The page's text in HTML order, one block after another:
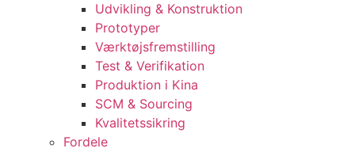
Udvikling & Konstruktion
Prototyper
Værktøjsfremstilling
Test & Verifikation
Produktion i Kina
SCM & Sourcing
Kvalitetssikring
Fordele